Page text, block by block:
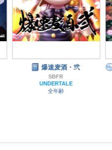
爆速麦酒・弐
SBFR
UNDERTALE
全年齢